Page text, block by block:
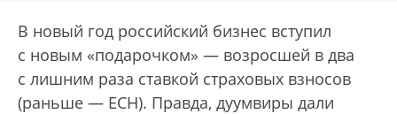
В новый год российский бизнес вступил
с новым «подарочком» — возросшей в два
с лишним раза ставкой страховых взносов
(раньше — ЕСН). Правда, дуумвиры дали